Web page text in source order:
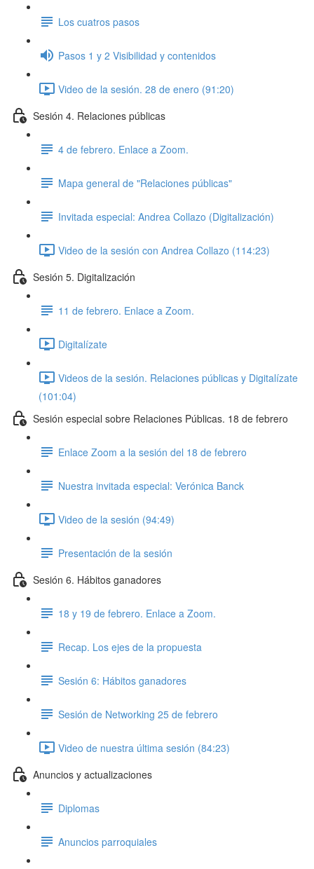
Los cuatros pasos
Pasos 1 y 2 Visibilidad y contenidos
Video de la sesión. 28 de enero (91:20)
Sesión 4. Relaciones públicas
4 de febrero. Enlace a Zoom.
Mapa general de "Relaciones públicas"
Invitada especial: Andrea Collazo (Digitalización)
Video de la sesión con Andrea Collazo (114:23)
Sesión 5. Digitalización
11 de febrero. Enlace a Zoom.
Digitalízate
Videos de la sesión. Relaciones públicas y Digitalízate
(101:04)
Sesión especial sobre Relaciones Públicas. 18 de febrero
Enlace Zoom a la sesión del 18 de febrero
Nuestra invitada especial: Verónica Banck
Video de la sesión (94:49)
Presentación de la sesión
Sesión 6. Hábitos ganadores
18 y 19 de febrero. Enlace a Zoom.
Recap. Los ejes de la propuesta
Sesión 6: Hábitos ganadores
Sesión de Networking 25 de febrero
Video de nuestra última sesión (84:23)
Anuncios y actualizaciones
Diplomas
Anuncios parroquiales